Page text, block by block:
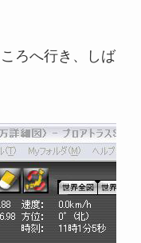
ろへ行き、しば